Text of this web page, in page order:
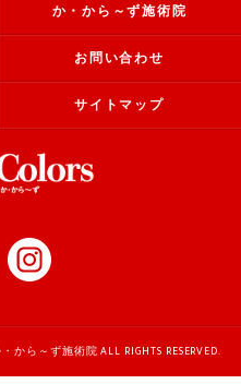
か・から～ず施術院
お問い合わせ
サイトマップ
ら～ず施術院 ALL RIGHTS RESERVED.